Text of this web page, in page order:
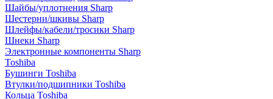
Шайбы/уплотнения Sharp
Шестерни/шкивы Sharp
Шлейфы/кабели/тросики Sharp
Шнеки Sharp
Электронные компоненты Sharp
Toshiba
Бушинги Toshiba
Втулки/подшипники Toshiba
Кольца Toshiba